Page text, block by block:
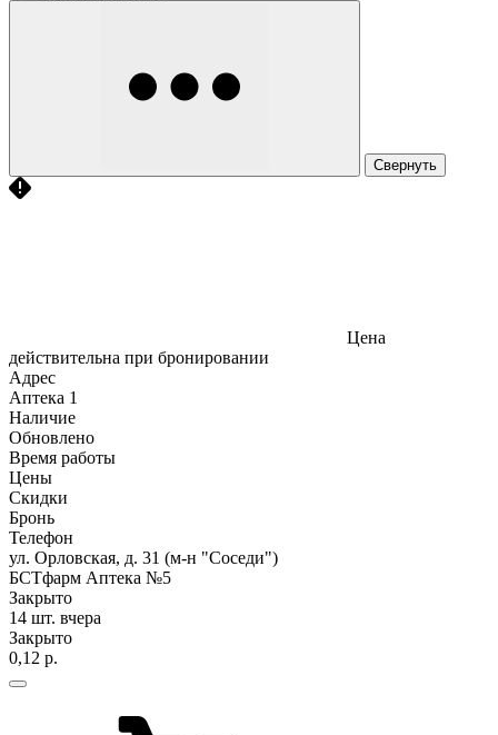
Свернуть
Цена
действительна при бронировании
Адрес
Аптека 1
Наличие
Обновлено
Время работы
Цены
Скидки
Бронь
Телефон
ул. Орловская, д. 31 (м-н "Соседи")
БСТфарм Аптека №5
Закрыто
14 шт. вчера
Закрыто
0,12 р.